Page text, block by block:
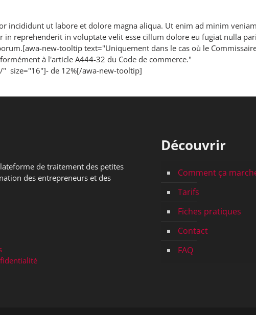
incididunt ut labore et dolore magna aliqua. Ut enim ad minim
reprehenderit in voluptate velit esse cillum dolore eu fugiat nulla
new-tooltip text="Uniquement dans le cas où le
à l'article A444-32 du Code de commerce."
size="16"]- de 12%[/awa-new-tooltip]
de traitement des petites
des entrepreneurs et des
Découvrir
Comment ça
Tarifs
Fiches pratiques
Contact
FAQ